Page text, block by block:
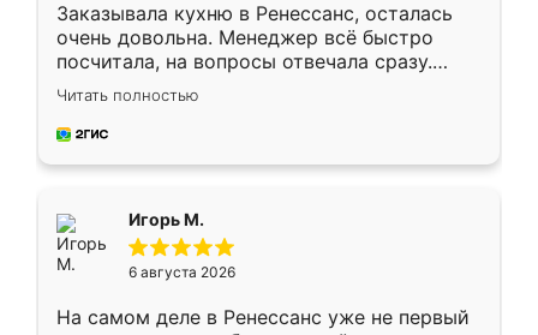
Заказывала кухню в Ренессанс, осталась
очень довольна. Менеджер всё быстро
посчитала, на вопросы отвечала сразу.
Замерщик приехал в субботу, подошёл к
делу со всей ответственностью. Собрали
за день, ребята работали аккуратно, даже
Читать полностью
Игорь М.
6 августа 2026
На самом деле в Ренессанс уже не первый